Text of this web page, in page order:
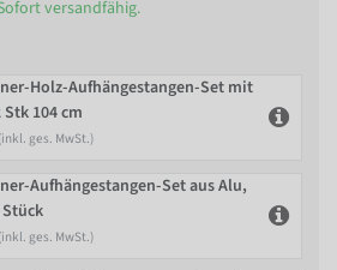
versandfähig.
Holz-Aufhängestangen-Set mit
104 cm
(inkl. ges. MwSt.)
Aufhängestangen-Set aus Alu,
Stück
(inkl. ges. MwSt.)